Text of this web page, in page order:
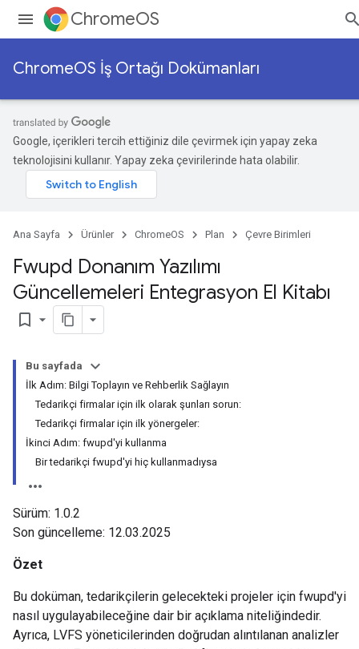
ChromeOS
ChromeOS İş Ortağı Dokümanları
Google, içerikleri tercih ettiğiniz dile çevirmek için yapay zeka
teknolojisini kullanır. Yapay zeka çevirilerinde hata olabilir.
Ana Sayfa Ürünler ChromeOS Plan Çevre Birimleri
Fwupd Donanım Yazılımı
Güncellemeleri Entegrasyon El Kitabı
bookmark_border
Bu sayfada
İlk Adım: Bilgi Toplayın ve Rehberlik Sağlayın
Tedarikçi firmalar için ilk olarak şunları sorun:
Tedarikçi firmalar için ilk yönergeler:
İkinci Adım: fwupd'yi kullanma
Bir tedarikçi fwupd'yi hiç kullanmadıysa
Sürüm: 1.0.2
Son güncelleme: 12.03.2025
Özet
Bu doküman, tedarikçilerin gelecekteki projeler için fwupd'yi
nasıl uygulayabileceğine dair bir açıklama niteliğindedir.
Ayrıca, LVFS yöneticilerinden doğrudan alıntılanan analizler